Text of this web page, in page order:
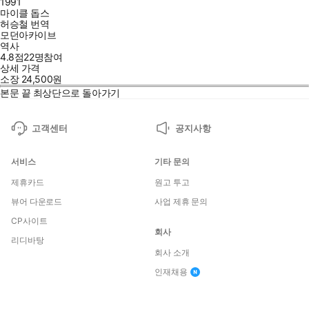
마이클 돕스
허승철 번역
모던아카이브
역사
4.8점22명참여
상세 가격
소장 24,500원
본문 끝 최상단으로 돌아가기
고객센터 공지사항
서비스
제휴카드
뷰어 다운로드
CP사이트
리디바탕
기타 문의
원고 투고
사업 제휴 문의
회사
회사 소개
인재채용